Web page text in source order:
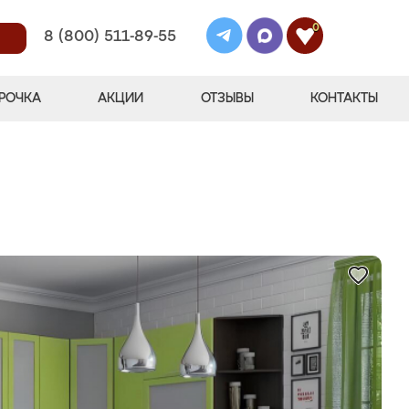
8 (800) 511-89-55
0
АКЦИИ ОТЗЫВЫ КОНТАКТЫ